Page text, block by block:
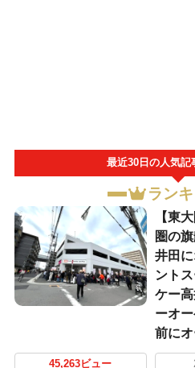
最近30日の人気記
ラン
【東
圏の
井田
ント
ケー
ーオ
前にオ
45,263ビュー